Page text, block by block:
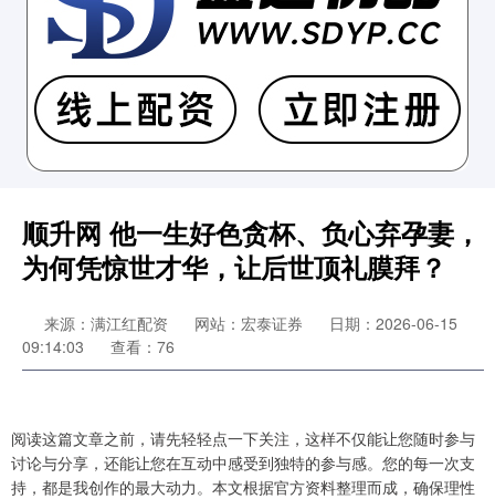
顺升网 他一生好色贪杯、负心弃孕妻，
为何凭惊世才华，让后世顶礼膜拜？
来源：满江红配资 网站：宏泰证券
日期：2026-06-15
09:14:03
查看：76
阅读这篇文章之前，请先轻轻点一下关注，这样不仅能让您随时参与
讨论与分享，还能让您在互动中感受到独特的参与感。您的每一次支
持，都是我创作的最大动力。本文根据官方资料整理而成，确保理性